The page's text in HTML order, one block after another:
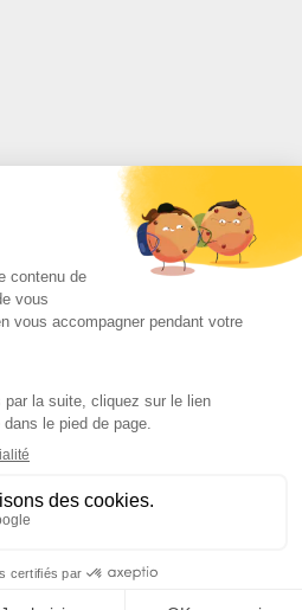
de la pêche et recevez un code
première commande.
de la Pêche 2026